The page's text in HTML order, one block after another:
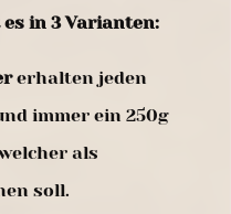
in 3 Varianten:
erhalten jeden
immer ein 250g
als
soll.